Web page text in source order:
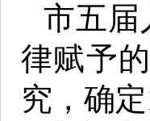
市五届
律赋予
究，确